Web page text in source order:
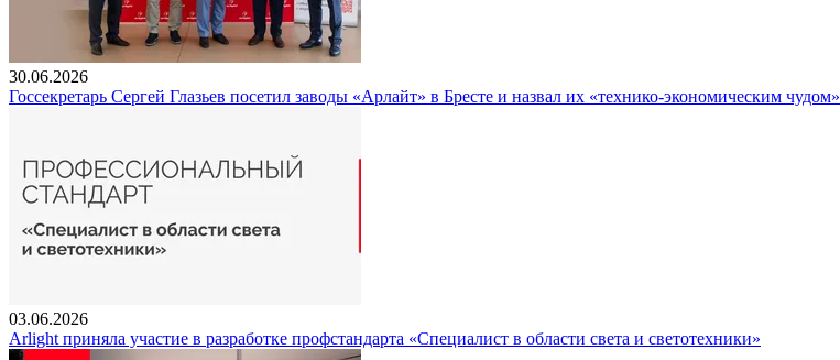
30.06.2026
Госсекретарь Сергей Глазьев посетил заводы «Арлайт» в Бресте и назвал их «технико-экономическим чудом»
03.06.2026
Arlight приняла участие в разработке профстандарта «Специалист в области света и светотехники»